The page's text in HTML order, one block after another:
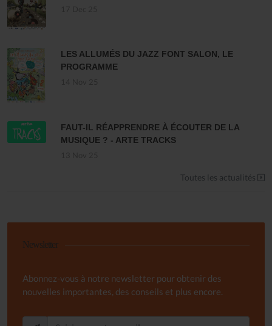
LES ALLUMÉS DU JAZZ FONT SALON, LE
PROGRAMME
FAUT-IL RÉAPPRENDRE À ÉCOUTER DE LA
MUSIQUE ? - ARTE TRACKS
Toutes les actualités
Newsletter
Abonnez-vous à notre newsletter pour obtenir des
nouvelles importantes, des conseils et plus encore.